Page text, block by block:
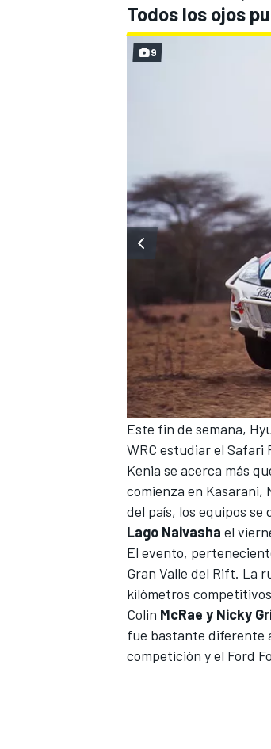
MÁS CATEGORÍAS
Todos los ojos
9
Este fin de semana,
WRC estudiar el Safari
Kenia se acerca más
comienza en Kasarani,
del país, los equipos
Lago Naivasha el
El evento,
Gran Valle del Rift. La
kilómetros
Colin McRae y Nicky
fue bastante diferente
competición y el Ford